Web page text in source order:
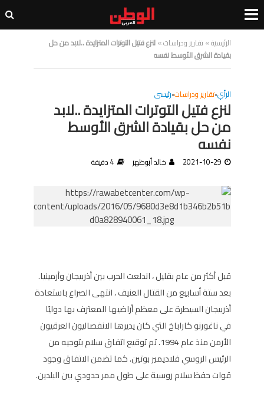
الرئيسية»تقارير ودراسات»لنزع فتيل التوترات المتزايدة ..لابد من حل
بقيادة الشرق الأوسط نفسه
الرأي•تقارير ودراسات•رئيسى
لنزع فتيل التوترات المتزايدة ..لابد
من حل بقيادة الشرق الأوسط
نفسه
2021-10-29 خالد أبوظهر 4 دقيقة
قبل أكثر من عام بقليل ، اندلعت الحرب بين أذربيجان وأرمينيا.
بعد ستة أسابيع من القتال العنيف ، انتهى الصراع باستعادة
أذربيجان السيطرة على معظم أراضيها المعترف بها دوليًا
في ناغورنو كاراباخ التي كان يديرها الانفصاليون العرقيون
الأرمن منذ عام 1994. تم توقيع اتفاق سلام بتوجيه من
الرئيس الروسي فلاديمير بوتين. كما تضمن الاتفاق وجود
قوات حفظ سلام روسية على طول ممر حدودي بين البلدين.